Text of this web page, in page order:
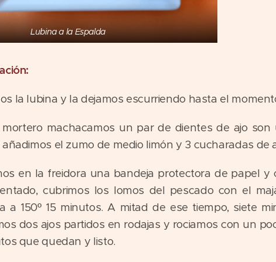
Lubina a la Espalda
la lubina y la dejamos escurriendo hasta el
machacamos un par de dientes de ajo
el zumo de medio limón y 3 cucharadas de
en la freidora una bandeja protectora de papel
cubrimos los lomos del pescado con el
a 150º 15 minutos. A mitad de ese tiempo, siete
dos ajos partidos en rodajas y rociamos con un
que quedan y listo.